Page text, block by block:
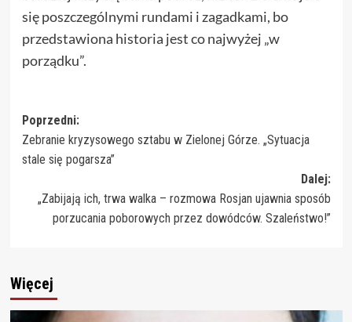
się poszczególnymi rundami i zagadkami, bo
przedstawiona historia jest co najwyżej „w
porządku”.
Zobacz
wpisy
Poprzedni:
Zebranie kryzysowego sztabu w Zielonej Górze. „Sytuacja
stale się pogarsza”
Dalej:
„Zabijają ich, trwa walka – rozmowa Rosjan ujawnia sposób
porzucania poborowych przez dowódców. Szaleństwo!”
Więcej